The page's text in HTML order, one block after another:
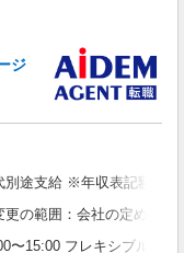
ジ
途支給 ※年収表記額は
の範囲：会社の定める場
〜15:00 フレキシブルタ